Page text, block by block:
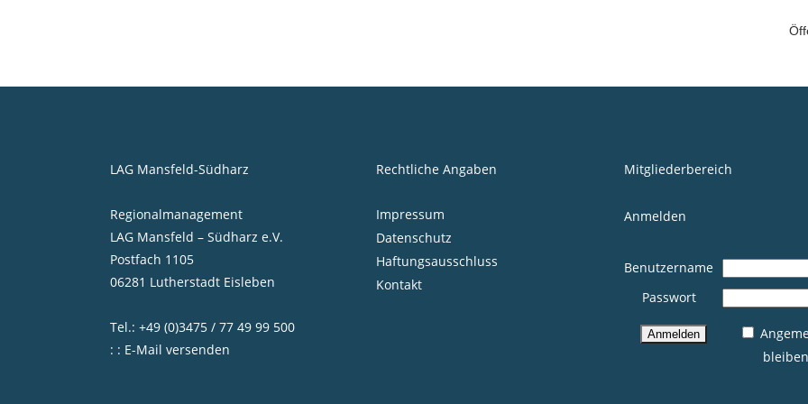
LAG Mansfeld-Südharz
Regionalmanagement
LAG Mansfeld – Südharz e.V.
Postfach 1105
06281 Lutherstadt Eisleben
Tel.: +49 (0)3475 / 77 49 99 500
: : E-Mail versenden
Rechtliche Angaben
Impressum
Datenschutz
Haftungsausschluss
Kontakt
Mitgliederbereich
Anmelden
Benutzername
Passwort
bleiben